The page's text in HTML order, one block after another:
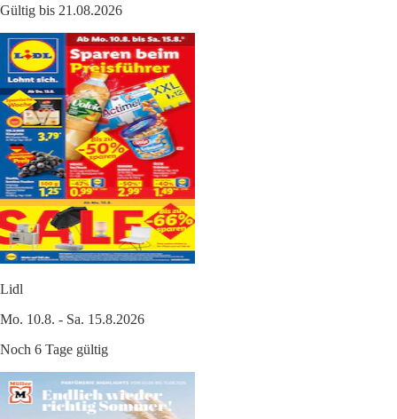
Gültig bis 21.08.2026
Lidl
Mo. 10.8. - Sa. 15.8.2026
Noch 6 Tage gültig